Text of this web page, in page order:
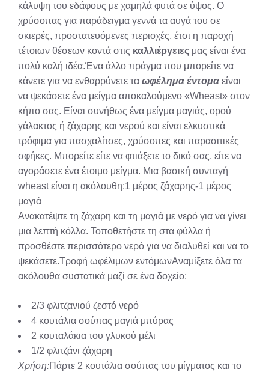
κάλυψη του εδάφους με χαμηλά φυτά σε ύψος. Ο
χρύσοπας για παράδειγμα γεννά τα αυγά του σε
σκιερές, προστατευόμενες περιοχές, έτσι η παροχή
τέτοιων θέσεων κοντά στις καλλιέργειες μας είναι ένα
πολύ καλή ιδέα.Ένα άλλο πράγμα που μπορείτε να
κάνετε για να ενθαρρύνετε τα ωφέλημα έντομαείναι
να ψεκάσετε ένα μείγμα αποκαλούμενο «Wheast» στον
κήπο σας. Είναι συνήθως ένα μείγμα μαγιάς, ορού
γάλακτος ή ζάχαρης και νερού και είναι ελκυστικά
τρόφιμα για πασχαλίτσες, χρύσοπες και παρασιτικές
σφήκες. Μπορείτε είτε να φτιάξετε το δικό σας, είτε να
αγοράσετε ένα έτοιμο μείγμα. Μια βασική συνταγή
wheast είναι η ακόλουθη:1 μέρος ζάχαρης-1 μέρος
μαγιά
Ανακατέψτε τη ζάχαρη και τη μαγιά με νερό για να γίνει
μια λεπτή κόλλα. Τοποθετήστε τη στα φύλλα ή
προσθέστε περισσότερο νερό για να διαλυθεί και να το
ψεκάσετε.Τροφή ωφέλιμων εντόμωνΑναμίξετε όλα τα
ακόλουθα συστατικά μαζί σε ένα δοχείο:
2/3 φλιτζανιού ζεστό νερό
4 κουτάλια σούπας μαγιά μπύρας
2 κουταλάκια του γλυκού μέλι
1/2 φλιτζάνι ζάχαρη
Χρήση:Πάρτε 2 κουτάλια σούπας του μίγματος και το